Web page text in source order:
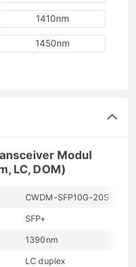
1410nm
1450nm
Modul
LC, DOM)
CWDM-SFP10G-20S
SFP+
1390nm
LC duplex